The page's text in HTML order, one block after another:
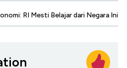
RI Mesti Belajar dari Negara Ini